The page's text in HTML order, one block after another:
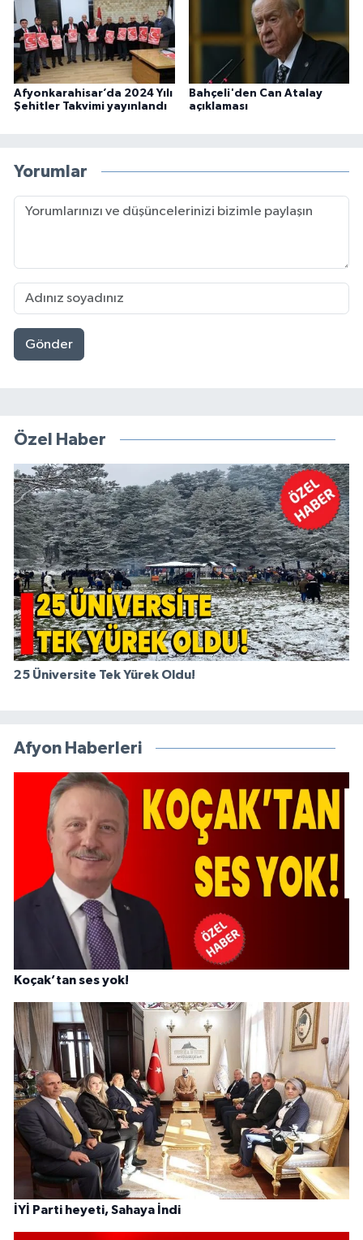
Afyonkarahisar’da 2024 Yılı
Şehitler Takvimi yayınlandı
Bahçeli'den Can Atalay
açıklaması
Yorumlar
Gönder
Özel Haber
25 Üniversite Tek Yürek Oldu!
Afyon Haberleri
Koçak’tan ses yok!
İYİ Parti heyeti, Sahaya İndi